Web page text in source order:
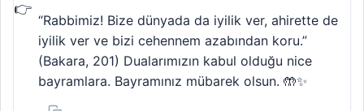
“Rabbimiz! Bize dünyada da iyilik ver, ahirette de
iyilik ver ve bizi cehennem azabından koru.”
(Bakara, 201) Dualarımızın kabul olduğu nice
bayramlara. Bayramınız mübarek olsun. 🤲✨